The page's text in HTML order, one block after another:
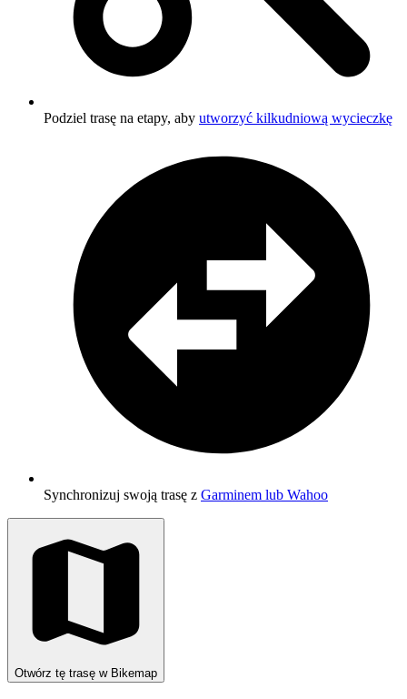
Podziel trasę na etapy, aby utworzyć kilkudniową wycieczkę
Synchronizuj swoją trasę z Garminem lub Wahoo
Otwórz tę trasę w Bikemap